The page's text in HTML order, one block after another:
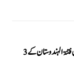
آپریشن رد الفتنہ 3: بلوچستان میں فتنۃ الہندوستان کے 3